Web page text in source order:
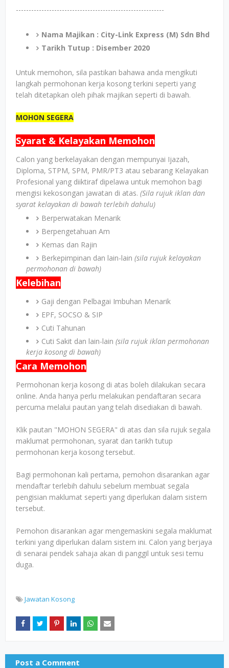
----------------------------------------------------------
Nama Majikan : City-Link Express (M) Sdn Bhd
Tarikh Tutup : Disember 2020
Untuk memohon, sila pastikan bahawa anda mengikuti
langkah permohonan kerja kosong terkini seperti yang
telah ditetapkan oleh pihak majikan seperti di bawah.
MOHON SEGERA
Syarat & Kelayakan Memohon
Calon yang berkelayakan dengan mempunyai Ijazah,
Diploma, STPM, SPM, PMR/PT3 atau sebarang Kelayakan
Profesional yang diiktiraf dipelawa untuk memohon bagi
mengisi kekosongan jawatan di atas. (Sila rujuk iklan dan
syarat kelayakan di bawah terlebih dahulu)
Berperwatakan Menarik
Berpengetahuan Am
Kemas dan Rajin
Berkepimpinan dan lain-lain (sila rujuk kelayakan
permohonan di bawah)
Kelebihan
Gaji dengan Pelbagai Imbuhan Menarik
EPF, SOCSO & SIP
Cuti Tahunan
Cuti Sakit dan lain-lain (sila rujuk iklan permohonan
kerja kosong di bawah)
Cara Memohon
Permohonan kerja kosong di atas boleh dilakukan secara
online. Anda hanya perlu melakukan pendaftaran secara
percuma melalui pautan yang telah disediakan di bawah.
Klik pautan "MOHON SEGERA" di atas dan sila rujuk segala
maklumat permohonan, syarat dan tarikh tutup
permohonan kerja kosong tersebut.
Bagi permohonan kali pertama, pemohon disarankan agar
mendaftar terlebih dahulu sebelum membuat segala
pengisian maklumat seperti yang diperlukan dalam sistem
tersebut.
Pemohon disarankan agar mengemaskini segala maklumat
terkini yang diperlukan dalam sistem ini. Calon yang berjaya
di senarai pendek sahaja akan di panggil untuk sesi temu
duga.
Jawatan Kosong
Post a Comment